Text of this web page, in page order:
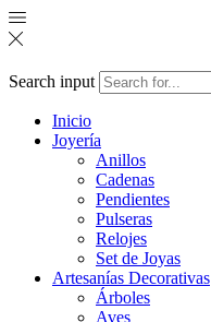
Search input
Inicio
Joyería
Anillos
Cadenas
Pendientes
Pulseras
Relojes
Set de Joyas
Artesanías Decorativas
Árboles
Aves